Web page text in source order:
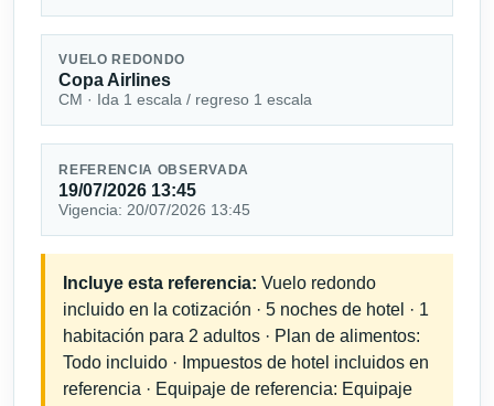
VUELO REDONDO
Copa Airlines
CM · Ida 1 escala / regreso 1 escala
REFERENCIA OBSERVADA
19/07/2026 13:45
Vigencia: 20/07/2026 13:45
Incluye esta referencia: Vuelo redondo
incluido en la cotización · 5 noches de hotel · 1
habitación para 2 adultos · Plan de alimentos:
Todo incluido · Impuestos de hotel incluidos en
referencia · Equipaje de referencia: Equipaje